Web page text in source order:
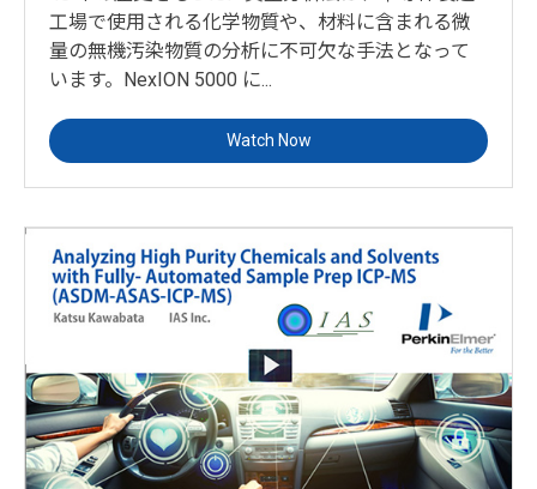
工場で使用される化学物質や、材料に含まれる微
量の無機汚染物質の分析に不可欠な手法となって
います。NexION 5000 に...
Watch Now